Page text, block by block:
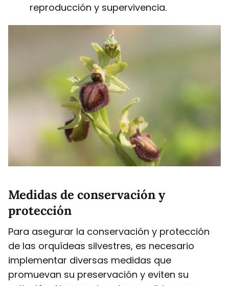
reproducción y supervivencia.
Medidas de conservación y
protección
Para asegurar la conservación y protección
de las orquídeas silvestres, es necesario
implementar diversas medidas que
promuevan su preservación y eviten su